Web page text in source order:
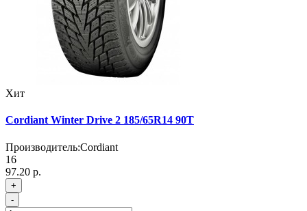
Хит
Cordiant Winter Drive 2 185/65R14 90T
Производитель:Cordiant
16
97.20 р.
+
-